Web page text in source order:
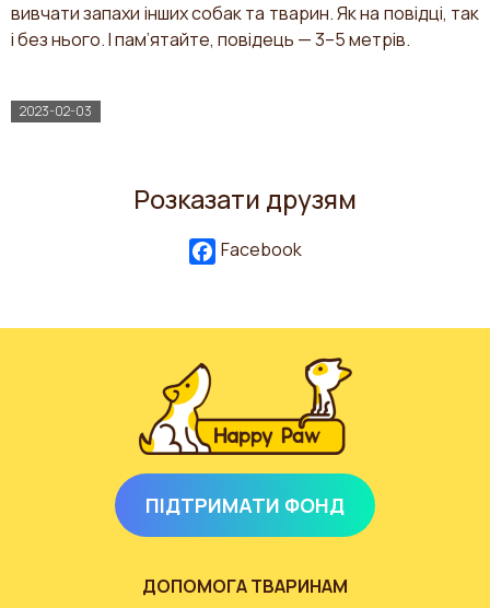
вивчати запахи інших собак та тварин. Як на повідці, так
і без нього. І пам’ятайте, повідець — 3–5 метрів.
2023-02-03
Розказати друзям
Facebook
ПІДТРИМАТИ ФОНД
ДОПОМОГА ТВАРИНАМ